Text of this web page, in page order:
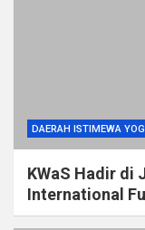
DAERAH ISTIMEWA
KWaS Hadir di
International